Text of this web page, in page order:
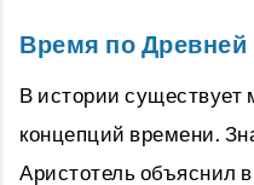
Время по Древней
В истории существует
концепций времени.
Аристотель объяснил